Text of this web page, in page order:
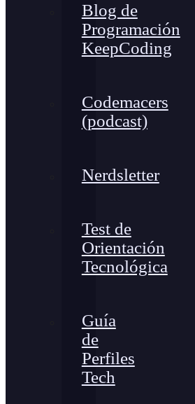
Blog de
Programación
KeepCoding
Codemacers
(podcast)
Nerdsletter
Test de
Orientación
Tecnológica
Guía
de
Perfiles
Tech